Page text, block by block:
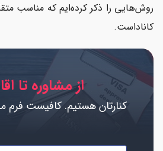
روش‌هایی را ذکر کرده‌ایم که مناسب
کاناداست.
از مشاوره تا
کنارتان هستیم. کافیست فرم